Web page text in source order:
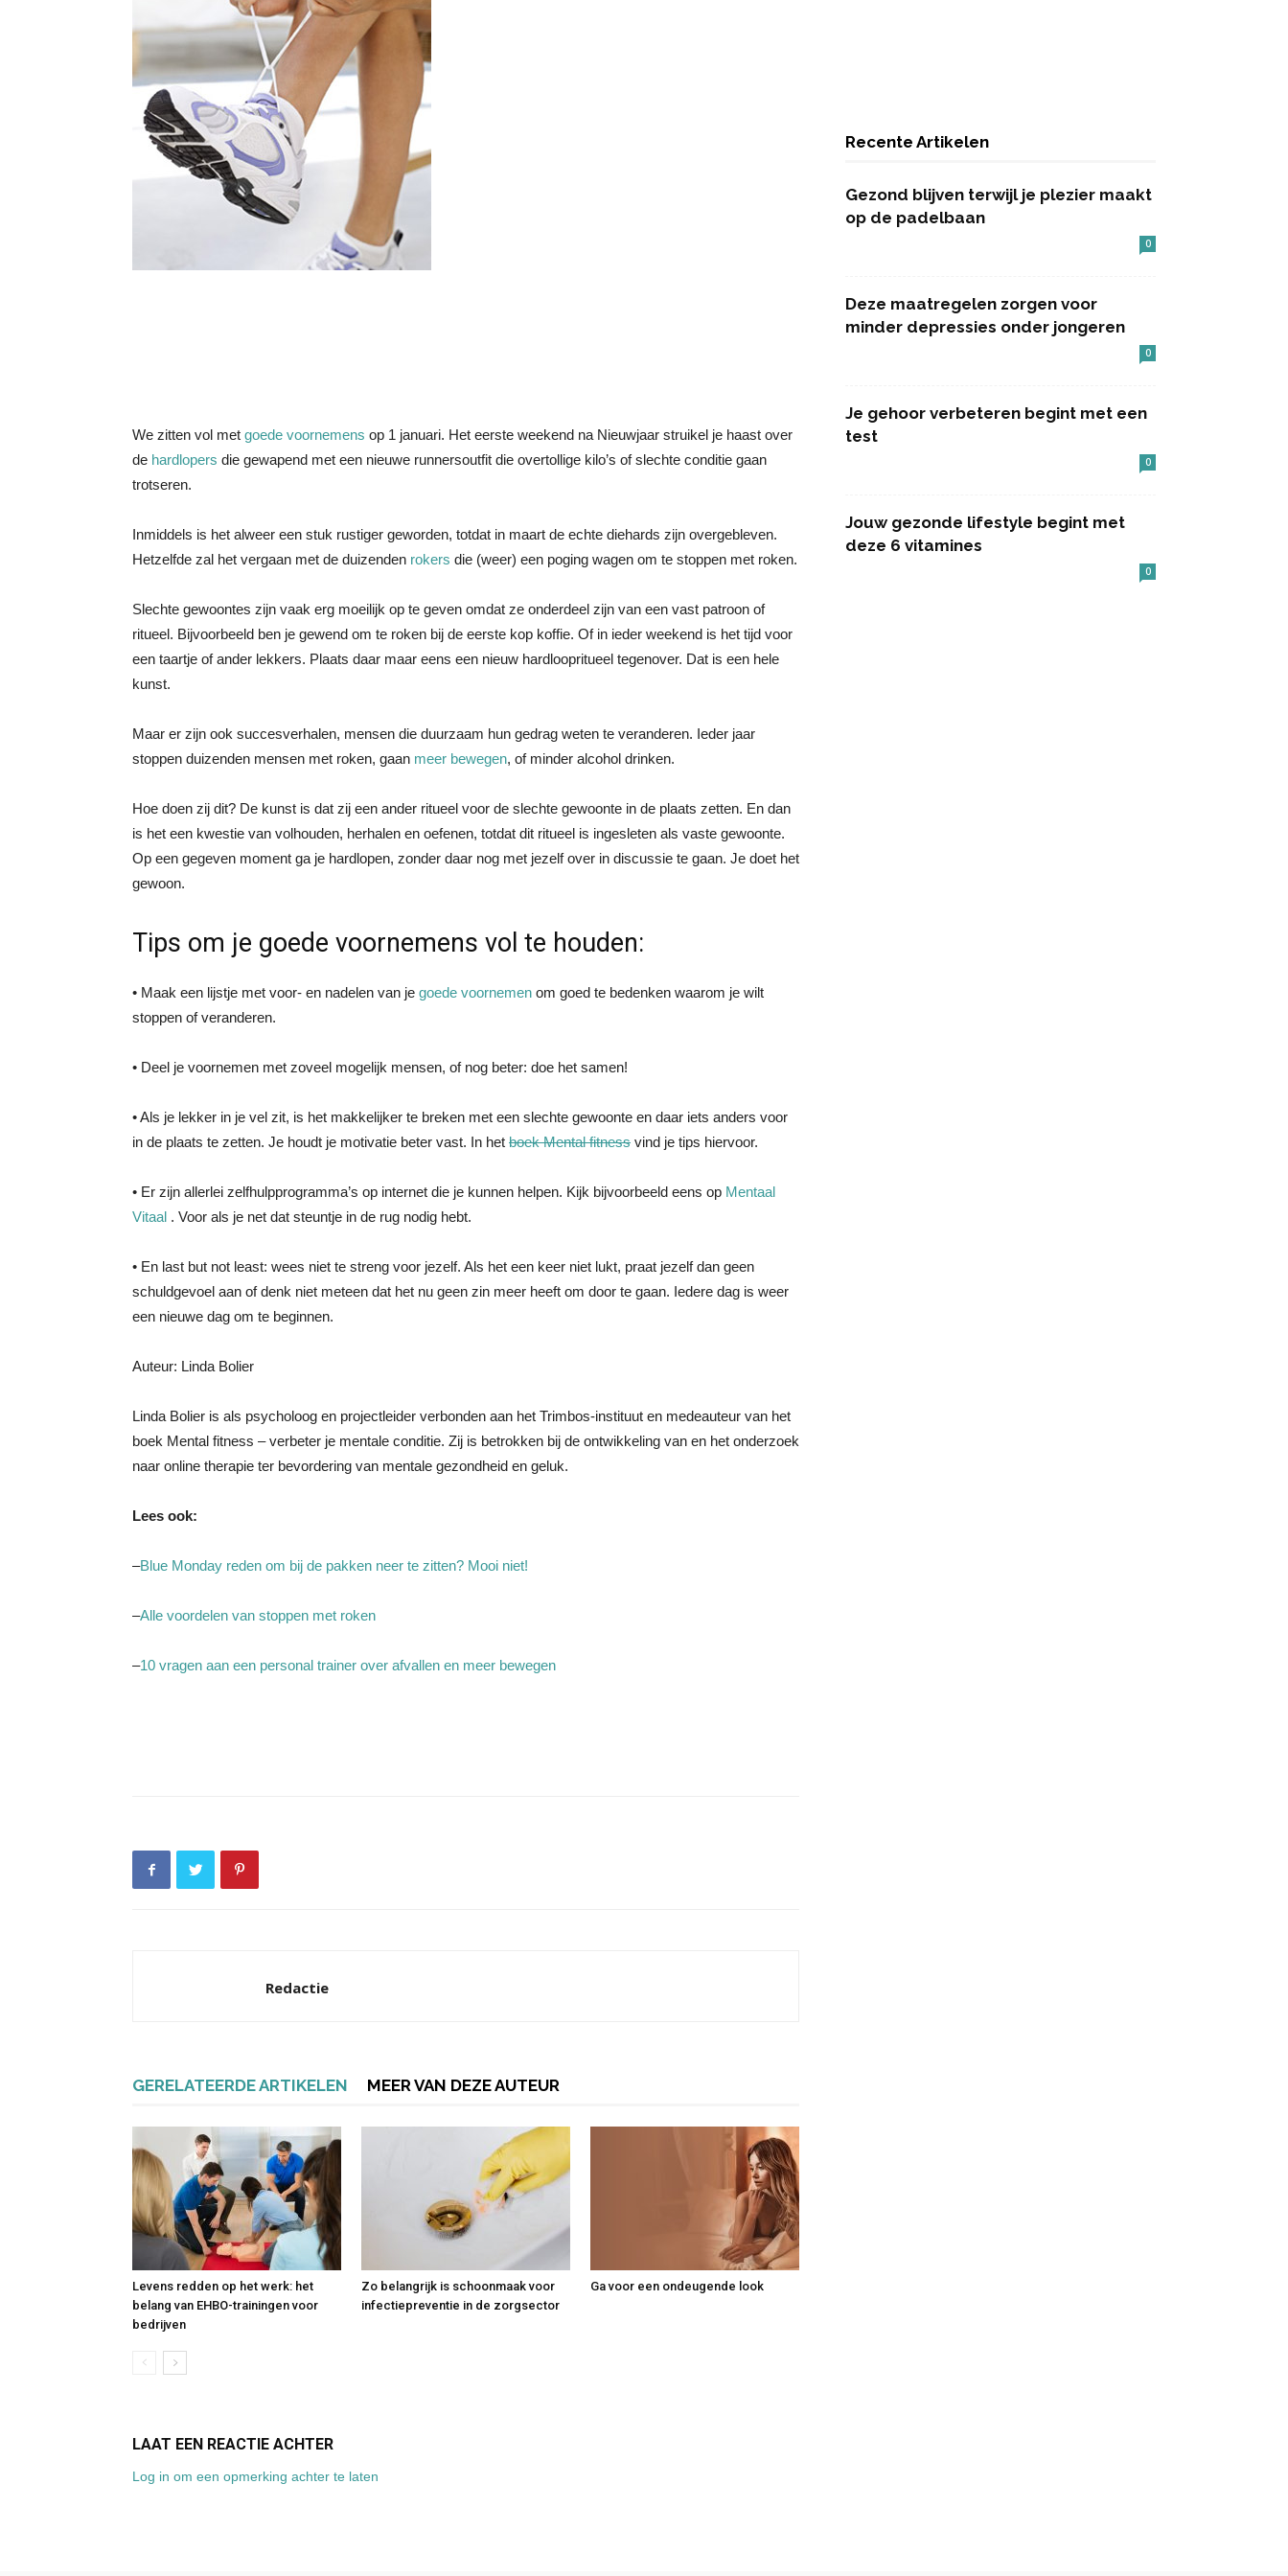
We zitten vol met goede voornemens op 1 januari. Het eerste weekend na Nieuwjaar struikel je haast over
de hardlopers die gewapend met een nieuwe runnersoutfit die overtollige kilo’s of slechte conditie gaan
trotseren.
Inmiddels is het alweer een stuk rustiger geworden, totdat in maart de echte diehards zijn overgebleven.
Hetzelfde zal het vergaan met de duizenden rokers die (weer) een poging wagen om te stoppen met roken.
Slechte gewoontes zijn vaak erg moeilijk op te geven omdat ze onderdeel zijn van een vast patroon of
ritueel. Bijvoorbeeld ben je gewend om te roken bij de eerste kop koffie. Of in ieder weekend is het tijd voor
een taartje of ander lekkers. Plaats daar maar eens een nieuw hardloopritueel tegenover. Dat is een hele
kunst.
Maar er zijn ook succesverhalen, mensen die duurzaam hun gedrag weten te veranderen. Ieder jaar
stoppen duizenden mensen met roken, gaan meer bewegen, of minder alcohol drinken.
Hoe doen zij dit? De kunst is dat zij een ander ritueel voor de slechte gewoonte in de plaats zetten. En dan
is het een kwestie van volhouden, herhalen en oefenen, totdat dit ritueel is ingesleten als vaste gewoonte.
Op een gegeven moment ga je hardlopen, zonder daar nog met jezelf over in discussie te gaan. Je doet het
gewoon.
Tips om je goede voornemens vol te houden:
• Maak een lijstje met voor- en nadelen van je goede voornemen om goed te bedenken waarom je wilt
stoppen of veranderen.
• Deel je voornemen met zoveel mogelijk mensen, of nog beter: doe het samen!
• Als je lekker in je vel zit, is het makkelijker te breken met een slechte gewoonte en daar iets anders voor
in de plaats te zetten. Je houdt je motivatie beter vast. In het boek Mental fitness vind je tips hiervoor.
• Er zijn allerlei zelfhulpprogramma’s op internet die je kunnen helpen. Kijk bijvoorbeeld eens op Mentaal
Vitaal . Voor als je net dat steuntje in de rug nodig hebt.
• En last but not least: wees niet te streng voor jezelf. Als het een keer niet lukt, praat jezelf dan geen
schuldgevoel aan of denk niet meteen dat het nu geen zin meer heeft om door te gaan. Iedere dag is weer
een nieuwe dag om te beginnen.
Auteur: Linda Bolier
Linda Bolier is als psycholoog en projectleider verbonden aan het Trimbos-instituut en medeauteur van het
boek Mental fitness – verbeter je mentale conditie. Zij is betrokken bij de ontwikkeling van en het onderzoek
naar online therapie ter bevordering van mentale gezondheid en geluk.
Lees ook:
–Blue Monday reden om bij de pakken neer te zitten? Mooi niet!
–Alle voordelen van stoppen met roken
–10 vragen aan een personal trainer over afvallen en meer bewegen
Redactie
GERELATEERDE ARTIKELEN MEER VAN DEZE AUTEUR
Levens redden op het werk: het
belang van EHBO-trainingen voor
bedrijven
Zo belangrijk is schoonmaak voor
infectiepreventie in de zorgsector
Ga voor een ondeugende look
LAAT EEN REACTIE ACHTER
Log in om een opmerking achter te laten
Recente Artikelen
Gezond blijven terwijl je plezier maakt
op de padelbaan
0
Deze maatregelen zorgen voor
minder depressies onder jongeren
0
Je gehoor verbeteren begint met een
test
0
Jouw gezonde lifestyle begint met
deze 6 vitamines
0